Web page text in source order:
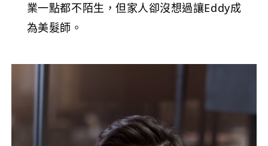
業一點都不陌生，但家人卻沒想過讓Eddy成
為美髮師。